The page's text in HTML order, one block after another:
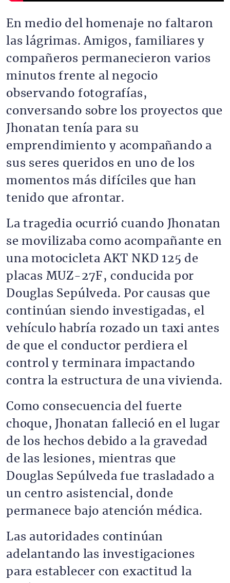
En medio del homenaje no faltaron
las lágrimas. Amigos, familiares y
compañeros permanecieron varios
minutos frente al negocio
observando fotografías,
conversando sobre los proyectos que
Jhonatan tenía para su
emprendimiento y acompañando a
sus seres queridos en uno de los
momentos más difíciles que han
tenido que afrontar.
La tragedia ocurrió cuando Jhonatan
se movilizaba como acompañante en
una motocicleta AKT NKD 125 de
placas MUZ-27F, conducida por
Douglas Sepúlveda. Por causas que
continúan siendo investigadas, el
vehículo habría rozado un taxi antes
de que el conductor perdiera el
control y terminara impactando
contra la estructura de una vivienda.
Como consecuencia del fuerte
choque, Jhonatan falleció en el lugar
de los hechos debido a la gravedad
de las lesiones, mientras que
Douglas Sepúlveda fue trasladado a
un centro asistencial, donde
permanece bajo atención médica.
Las autoridades continúan
adelantando las investigaciones
para establecer con exactitud la